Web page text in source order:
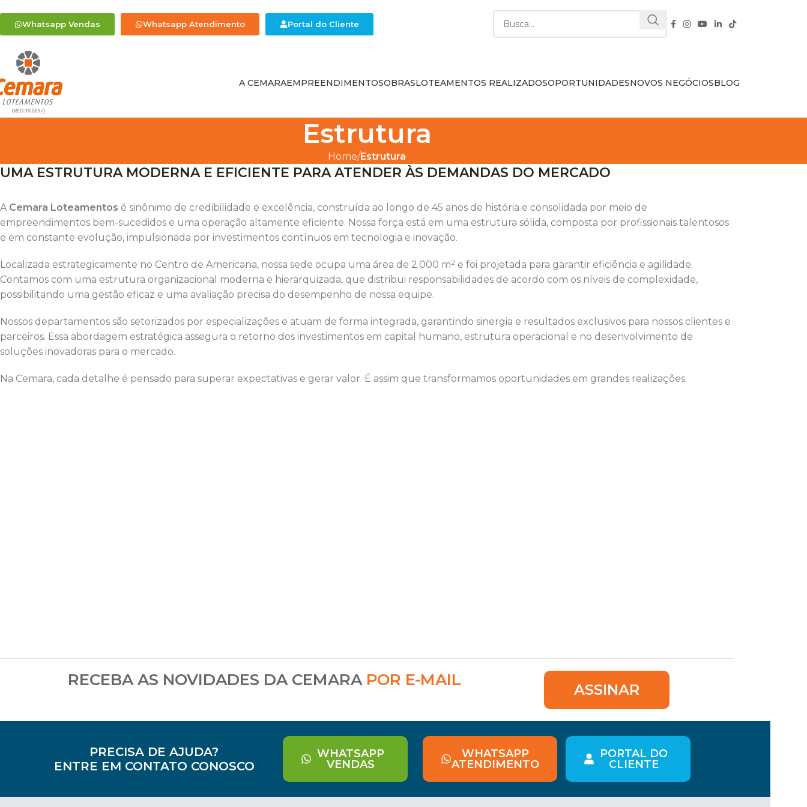
Whatsapp Vendas Whatsapp Atendimento Portal do Cliente
A CEMARAEMPREENDIMENTOSOBRASLOTEAMENTOS REALIZADOSOPORTUNIDADESNOVOS NEGÓCIOSBLOG
Estrutura
Home Estrutura
UMA ESTRUTURA MODERNA E EFICIENTE PARA ATENDER ÀS DEMANDAS DO MERCADO
A Cemara Loteamentos é sinônimo de credibilidade e excelência, construída ao longo de 45 anos de história e consolidada por meio de
empreendimentos bem-sucedidos e uma operação altamente eficiente. Nossa força está em uma estrutura sólida, composta por profissionais talentosos
e em constante evolução, impulsionada por investimentos contínuos em tecnologia e inovação.
Localizada estrategicamente no Centro de Americana, nossa sede ocupa uma área de 2.000 m² e foi projetada para garantir eficiência e agilidade.
Contamos com uma estrutura organizacional moderna e hierarquizada, que distribui responsabilidades de acordo com os níveis de complexidade,
possibilitando uma gestão eficaz e uma avaliação precisa do desempenho de nossa equipe.
Nossos departamentos são setorizados por especializações e atuam de forma integrada, garantindo sinergia e resultados exclusivos para nossos clientes e
parceiros. Essa abordagem estratégica assegura o retorno dos investimentos em capital humano, estrutura operacional e no desenvolvimento de
soluções inovadoras para o mercado.
Na Cemara, cada detalhe é pensado para superar expectativas e gerar valor. É assim que transformamos oportunidades em grandes realizações.
RECEBA AS NOVIDADES DA CEMARA POR E-MAIL
ASSINAR
PRECISA DE AJUDA?
ENTRE EM CONTATO CONOSCO
WHATSAPP
VENDAS
WHATSAPP
ATENDIMENTO
PORTAL DO
CLIENTE